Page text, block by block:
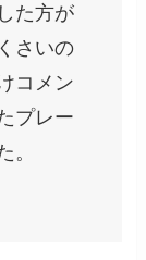
た方が
さいの
コメン
プレー
。